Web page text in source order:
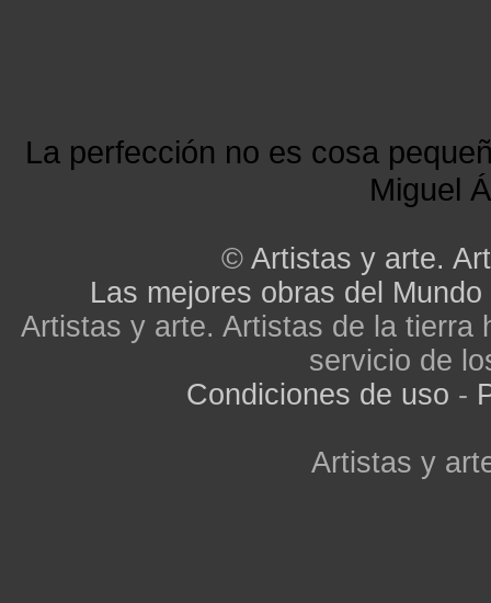
La perfección no es cosa
Miguel
© Artistas y arte.
Las mejores obras del Mundo
Artistas y arte. Artistas de la tierra
servicio de
Condiciones de uso -
Artistas y